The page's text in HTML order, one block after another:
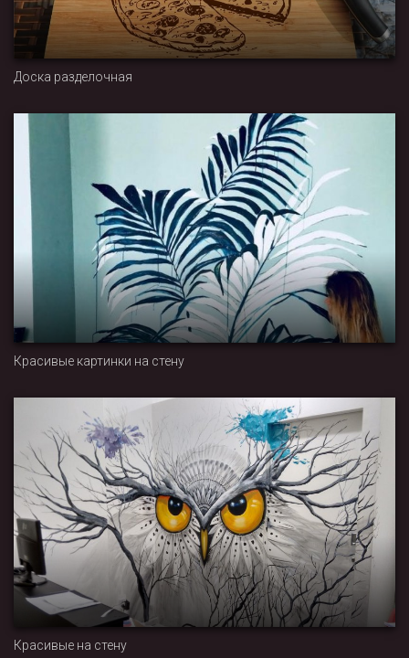
Доска разделочная
Красивые картинки на стену
Красивые на стену